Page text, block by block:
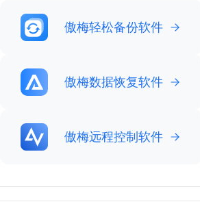
傲梅轻松备份软件
傲梅数据恢复软件
傲梅远程控制软件